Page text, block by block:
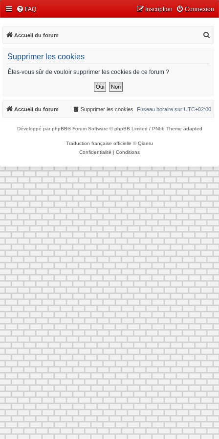
FAQ Connexion
Inscription
Accueil du forum
h
Supprimer les cookies
Êtes-vous sûr de vouloir supprimer les cookies de ce forum ?
Accueil du forum Fuseau horaire sur UTC+02:00
Supprimer les cookies
Développé parphpBB® Forum Software © phpBB Limited / PNbb Theme adapted
Traduction française officielle ©Qiaeru
Confidentialité | Conditions